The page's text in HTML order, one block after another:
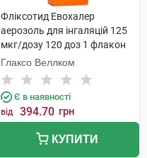
Фліксотид Евохалер
аерозоль для інгаляцій 125
мкг/дозу 120 доз 1 флакон
Глаксо Веллком
Є в наявності
від 394.70 грн
КУПИТИ